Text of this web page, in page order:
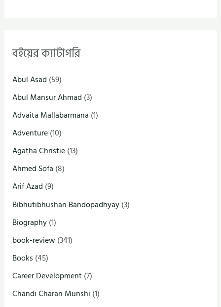
বইয়ের ক্যাটাগরি
Abul Asad (59)
Abul Mansur Ahmad (3)
Advaita Mallabarmana (1)
Adventure(10)
Agatha Christie(13)
Ahmed Sofa (8)
Arif Azad (9)
Bibhutibhushan Bandopadhyay(3)
Biography(1)
book-review(341)
Books (45)
Career Development(7)
Chandi Charan Munshi (1)